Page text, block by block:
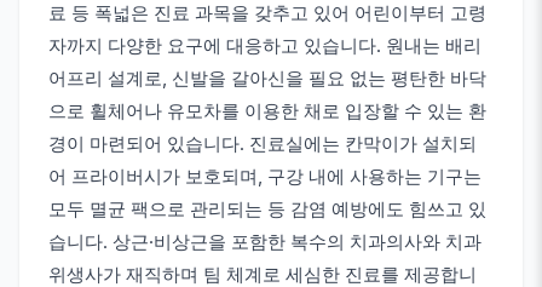
료 등 폭넓은 진료 과목을 갖추고 있어 어린이부터 고령
자까지 다양한 요구에 대응하고 있습니다. 원내는 배리
어프리 설계로, 신발을 갈아신을 필요 없는 평탄한 바닥
으로 휠체어나 유모차를 이용한 채로 입장할 수 있는 환
경이 마련되어 있습니다. 진료실에는 칸막이가 설치되
어 프라이버시가 보호되며, 구강 내에 사용하는 기구는
모두 멸균 팩으로 관리되는 등 감염 예방에도 힘쓰고 있
습니다. 상근·비상근을 포함한 복수의 치과의사와 치과
위생사가 재직하며 팀 체계로 세심한 진료를 제공합니